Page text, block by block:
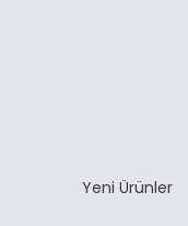
Yeni Ürünler